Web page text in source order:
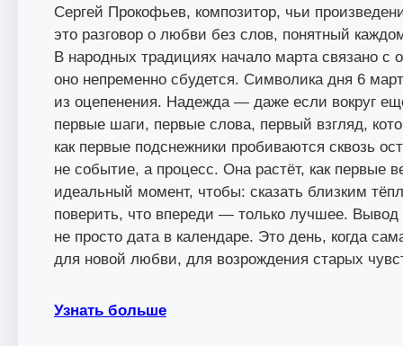
Сергей Прокофьев, композитор, чьи
это разговор о любви без слов, понятный
В народных традициях начало марта связано
оно непременно сбудется. Символика дня 6
из оцепенения. Надежда — даже если вокруг
первые шаги, первые слова, первый взгляд,
как первые подснежники пробиваются сквозь
не событие, а процесс. Она растёт, как первые
идеальный момент, чтобы: сказать близким
поверить, что впереди — только лучшее.
не просто дата в календаре. Это день, когда
для новой любви, для возрождения старых
Узнать больше